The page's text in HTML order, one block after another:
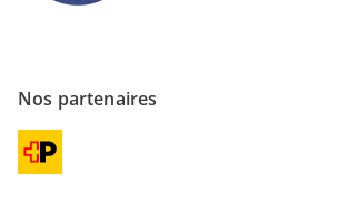
Nos partenaires